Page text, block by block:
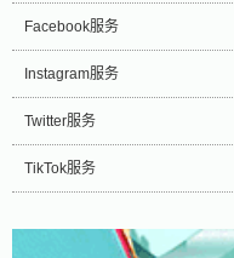
Facebook服务
Instagram服务
Twitter服务
TikTok服务